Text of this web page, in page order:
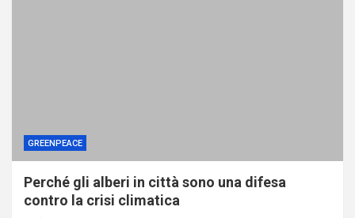
GREENPEACE
Perché gli alberi in città sono una difesa
contro la crisi climatica